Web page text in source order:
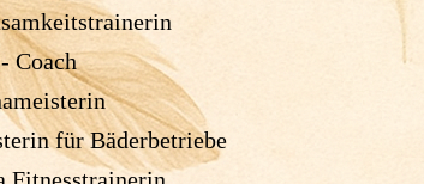
Coach
für Bäderbetriebe